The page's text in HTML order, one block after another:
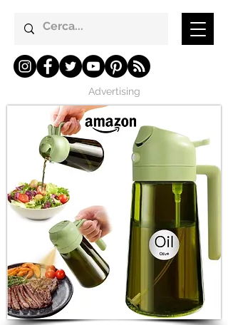
Advertising